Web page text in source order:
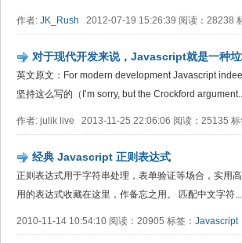
作者: JK_Rush 2012-07-19 15:26:39 阅读：28238
对于现代开发来说，Javascript就是一种
英文原文：For modern development Javascript
坚持这么写的（I’m sorry, but the Crockford
作者: julik live 2013-11-25 22:06:06 阅读：25135 标
经典 Javascript 正则表达式
正则表达式用于字符串处理，表单验证等场合，实用
用的表达式收藏在这里，作备忘之用。 匹配中文字符
2010-11-14 10:54:10 阅读：20905 标签： Javascript